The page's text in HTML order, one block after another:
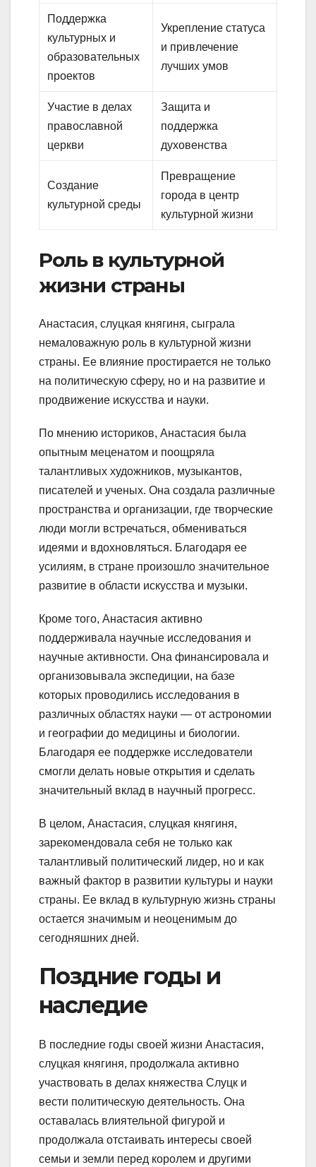
Поддержка
культурных и
образовательных
проектов
Укрепление статуса
и привлечение
лучших умов
Участие в делах
православной
церкви
Защита и
поддержка
духовенства
Создание
культурной среды
Превращение
города в центр
культурной жизни
Роль в культурной
жизни страны
Анастасия, слуцкая княгиня, сыграла
немаловажную роль в культурной жизни
страны. Ее влияние простирается не только
на политическую сферу, но и на развитие и
продвижение искусства и науки.
По мнению историков, Анастасия была
опытным меценатом и поощряла
талантливых художников, музыкантов,
писателей и ученых. Она создала различные
пространства и организации, где творческие
люди могли встречаться, обмениваться
идеями и вдохновляться. Благодаря ее
усилиям, в стране произошло значительное
развитие в области искусства и музыки.
Кроме того, Анастасия активно
поддерживала научные исследования и
научные активности. Она финансировала и
организовывала экспедиции, на базе
которых проводились исследования в
различных областях науки — от астрономии
и географии до медицины и биологии.
Благодаря ее поддержке исследователи
смогли делать новые открытия и сделать
значительный вклад в научный прогресс.
В целом, Анастасия, слуцкая княгиня,
зарекомендовала себя не только как
талантливый политический лидер, но и как
важный фактор в развитии культуры и науки
страны. Ее вклад в культурную жизнь страны
остается значимым и неоценимым до
сегодняшних дней.
Поздние годы и
наследие
В последние годы своей жизни Анастасия,
слуцкая княгиня, продолжала активно
участвовать в делах княжества Слуцк и
вести политическую деятельность. Она
оставалась влиятельной фигурой и
продолжала отстаивать интересы своей
семьи и земли перед королем и другими